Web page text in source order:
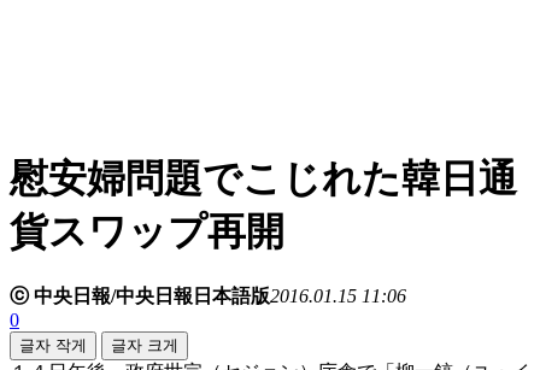
慰安婦問題でこじれた韓日通
貨スワップ再開
ⓒ 中央日報/中央日報日本語版2016.01.15 11:06
0
글자 작게 글자 크게